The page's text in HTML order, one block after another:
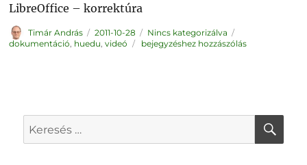
LibreOffice – korrektúra
Szerző
Timár András Közzétéve
2011-10-28 Kategória
Nincs kategorizálva
dokumentáció, huedu,videó
LibreOffice-
bejegyzéshez hozzászólás
Keresés
a